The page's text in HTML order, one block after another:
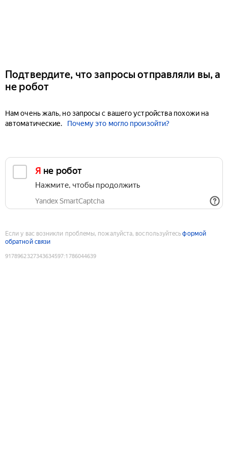
Подтвердите, что запросы отправляли вы, а
не робот
Нам очень жаль, но запросы с вашего устройства похожи на
автоматические.
Почему это могло произойти?
Я не робот
Нажмите, чтобы продолжить
Yandex SmartCaptcha
Если у вас возникли проблемы, пожалуйста, воспользуйтесьформой
обратной связи
9178962327343634597:1786044639